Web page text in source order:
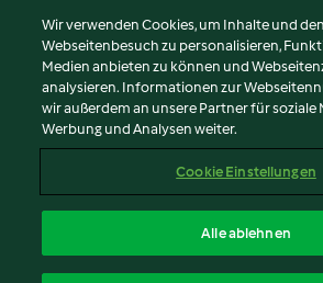
Nutzungsbedingungen
Datenschutzrichtlinien
Disclaimer
Impressum
Cookies
Abo kündigen
Erklärung zur Barrierefreiheit
Wir verwenden Cookies, um Inhalte und den
Webseitenbesuch zu personalisieren,
Medien anbieten zu können und
analysieren. Informationen zur
wir außerdem an unsere Partner für soziale
Werbung und Analysen weiter.
Cookie Einstellungen
Alle ablehnen